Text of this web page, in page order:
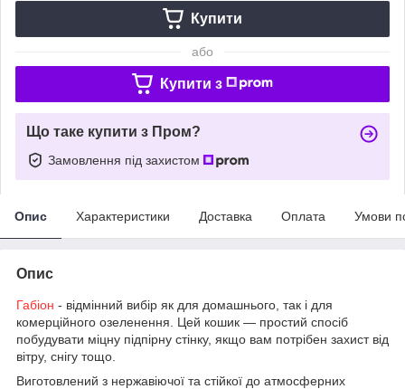
Купити
або
Купити з
Що таке купити з Пром?
Замовлення під захистом
Опис Характеристики Доставка Оплата Умови
Опис
Габіон - відмінний вибір як для домашнього, так і для
комерційного озеленення. Цей кошик — простий спосіб
побудувати міцну підпірну стінку, якщо вам потрібен захист від
вітру, снігу тощо.
Виготовлений з нержавіючої та стійкої до атмосферних